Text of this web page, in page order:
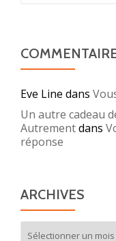
Eve Line dans
Un autre cadeau
Autrementdans
réponse
ARCHIVES